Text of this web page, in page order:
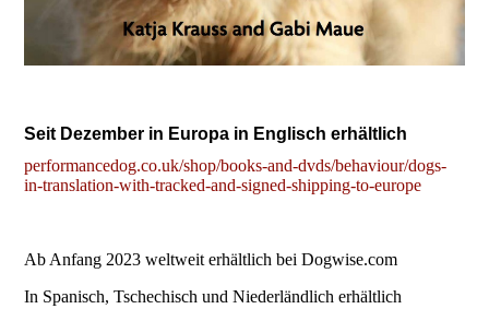
Seit Dezember in Europa in Englisch erhältlich
performancedog.co.uk/shop/books-and-dvds/behaviour/dogs-
in-translation-with-tracked-and-signed-shipping-to-europe
Ab Anfang 2023 weltweit erhältlich bei Dogwise.com
In Spanisch, Tschechisch und Niederländlich erhältlich